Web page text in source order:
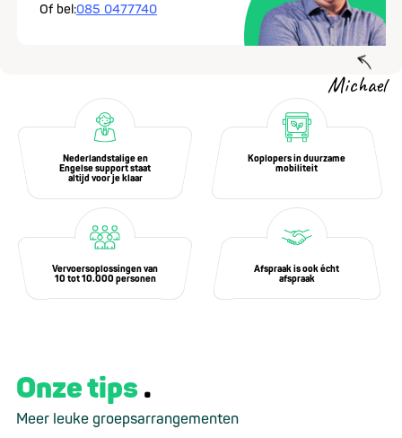
Of bel:085 0477740
Michael
Nederlandstalige en
Engelse support staat
altijd voor je klaar
Koplopers in duurzame
mobiliteit
Vervoersoplossingen van
10 tot 10.000 personen
Afspraak is ook écht
afspraak
Onze tips
Meer leuke groepsarrangementen